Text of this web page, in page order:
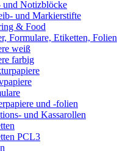
und Notizblöcke
und Markierstifte
& Food
Formulare, Etiketten, Folien
weiß
farbig
und -folien
und Kassarollen
PCL3